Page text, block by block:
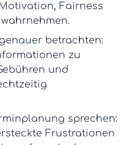
Fairness
betrachten:
zu
und
sprechen:
Frustrationen